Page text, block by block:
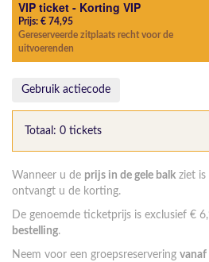
VIP ticket - Korting VIP
Prijs: € 74,95
Gereserveerde zitplaats recht voor de
uitvoerenden
Gebruik actiecode
Totaal: 0 tickets
Wanneer u de prijs in de gele balk ziet is
ontvangt u de korting.
De genoemde ticketprijs is exclusief €
bestelling.
Neem voor een groepsreservering vanaf